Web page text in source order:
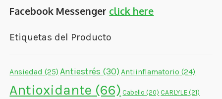
Facebook Messenger click here
Etiquetas del Producto
Ansiedad (25) Antiestrés (30)Antiinflamatorio (24)
Antioxidante (66) Cabello (20) CARLYLE(21)